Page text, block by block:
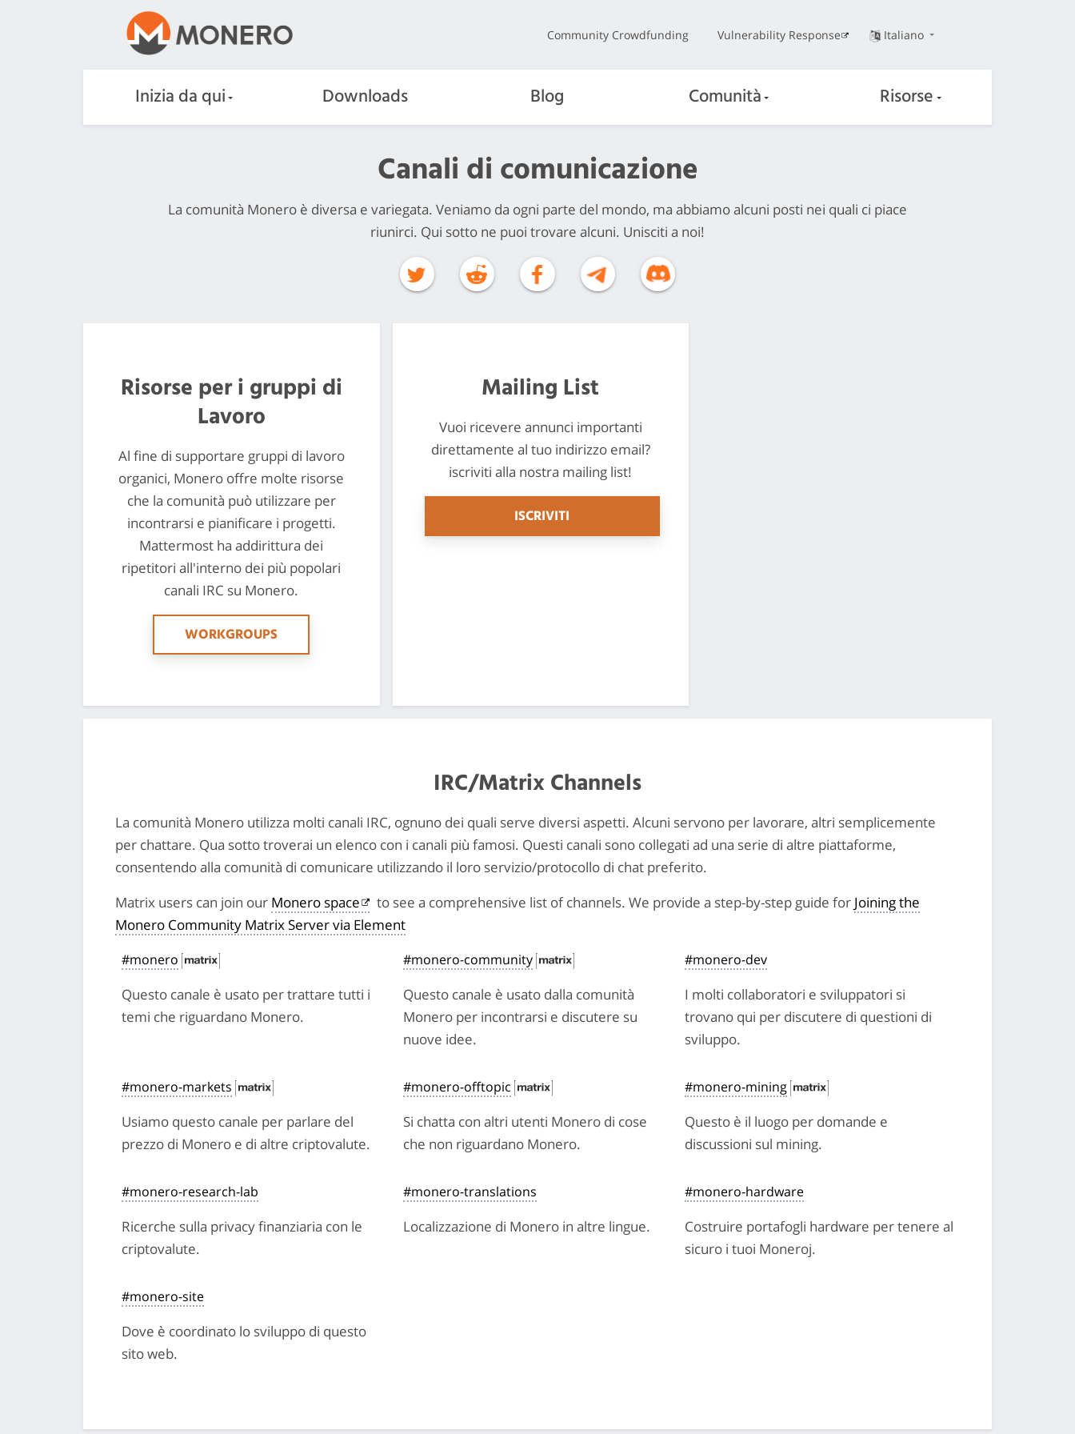
Community Crowdfunding Vulnerability Response Italiano
Inizia da qui Downloads Blog Comunità Risorse
Canali di comunicazione
La comunità Monero è diversa e variegata. Veniamo da ogni parte del mondo, ma abbiamo alcuni posti nei quali ci piace
riunirci. Qui sotto ne puoi trovare alcuni. Unisciti a noi!
Risorse per i gruppi di
Lavoro
Al fine di supportare gruppi di lavoro
organici, Monero offre molte risorse
che la comunità può utilizzare per
incontrarsi e pianificare i progetti.
Mattermost ha addirittura dei
ripetitori all'interno dei più popolari
canali IRC su Monero.
WORKGROUPS
Mailing List
Vuoi ricevere annunci importanti
direttamente al tuo indirizzo email?
iscriviti alla nostra mailing list!
ISCRIVITI
IRC/Matrix Channels
La comunità Monero utilizza molti canali IRC, ognuno dei quali serve diversi aspetti. Alcuni servono per lavorare, altri semplicemente
per chattare. Qua sotto troverai un elenco con i canali più famosi. Questi canali sono collegati ad una serie di altre piattaforme,
consentendo alla comunità di comunicare utilizzando il loro servizio/protocollo di chat preferito.
Matrix users can join our Monero space to see a comprehensive list of channels. We provide a step-by-step guide for Joining the
Monero Community Matrix Server via Element
#monero
Questo canale è usato per trattare tutti i
temi che riguardano Monero.
#monero-community
Questo canale è usato dalla comunità
Monero per incontrarsi e discutere su
nuove idee.
#monero-dev
I molti collaboratori e sviluppatori si
trovano qui per discutere di questioni di
sviluppo.
#monero-markets
Usiamo questo canale per parlare del
prezzo di Monero e di altre criptovalute.
#monero-offtopic
Si chatta con altri utenti Monero di cose
che non riguardano Monero.
#monero-mining
Questo è il luogo per domande e
discussioni sul mining.
#monero-research-lab
Ricerche sulla privacy finanziaria con le
criptovalute.
#monero-translations
Localizzazione di Monero in altre lingue.
#monero-hardware
Costruire portafogli hardware per tenere al
sicuro i tuoi Moneroj.
#monero-site
Dove è coordinato lo sviluppo di questo
sito web.